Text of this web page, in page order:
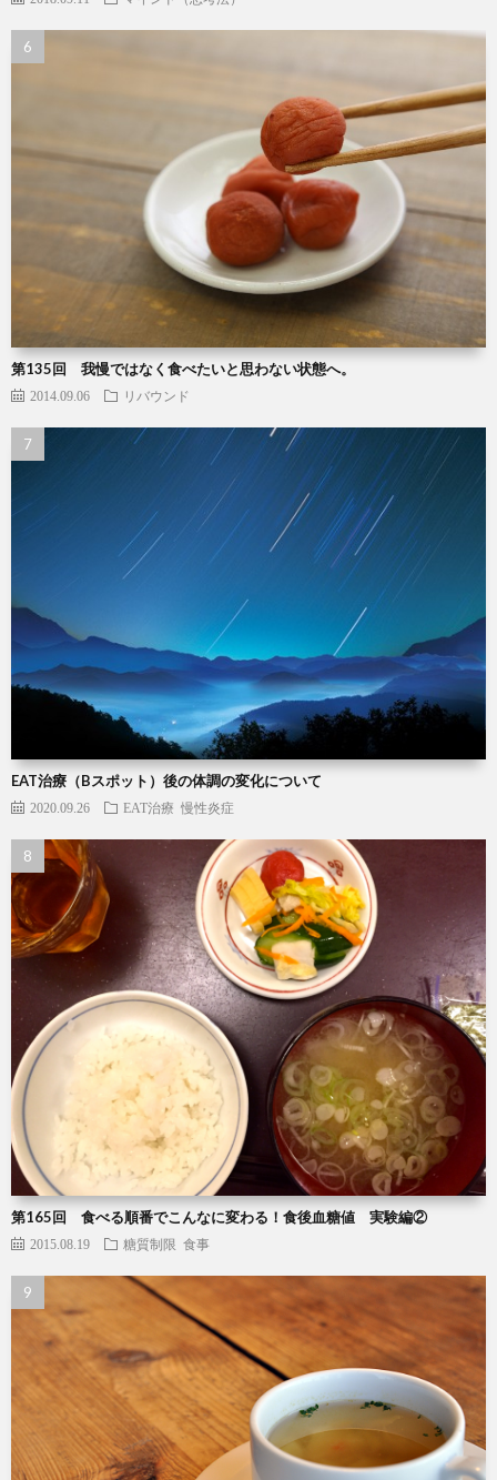
第135回 我慢ではなく食べたいと思わない状態へ。
2014.09.06 リバウンド
EAT治療（Bスポット）後の体調の変化について
2020.09.26 EAT治療 慢性炎症
第165回 食べる順番でこんなに変わる！食後血糖値 実験編②
2015.08.19 糖質制限 食事